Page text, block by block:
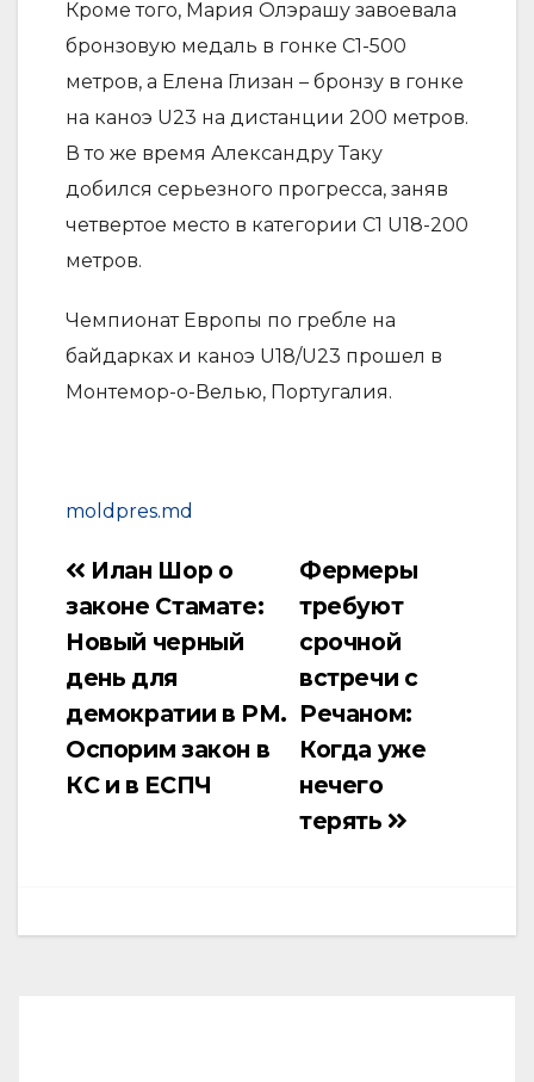
Кроме того, Мария Олэрашу завоевала
бронзовую медаль в гонке C1-500
метров, а Елена Глизан – бронзу в гонке
на каноэ U23 на дистанции 200 метров.
В то же время Александру Таку
добился серьезного прогресса, заняв
четвертое место в категории C1 U18-200
метров.
Чемпионат Европы по гребле на
байдарках и каноэ U18/U23 прошел в
Монтемор-о-Велью, Португалия.
moldpres.md
Навигация
по
Фермеры
требуют
срочной
встречи с
Речаном:
Когда уже
нечего
терять
Илан Шор о
законе Стамате:
Новый черный
день для
демократии в РМ.
Оспорим закон в
КС и в ЕСПЧ